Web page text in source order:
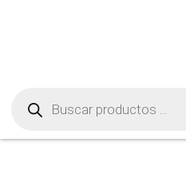
productos